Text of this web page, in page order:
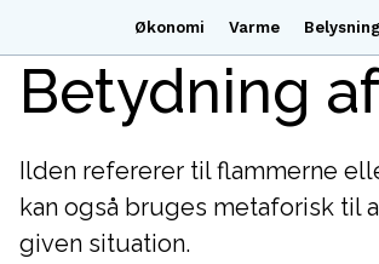
Økonomi Varme Belysning
Betydning
Ilden refererer til flammerne
kan også bruges metaforisk til
given situation.